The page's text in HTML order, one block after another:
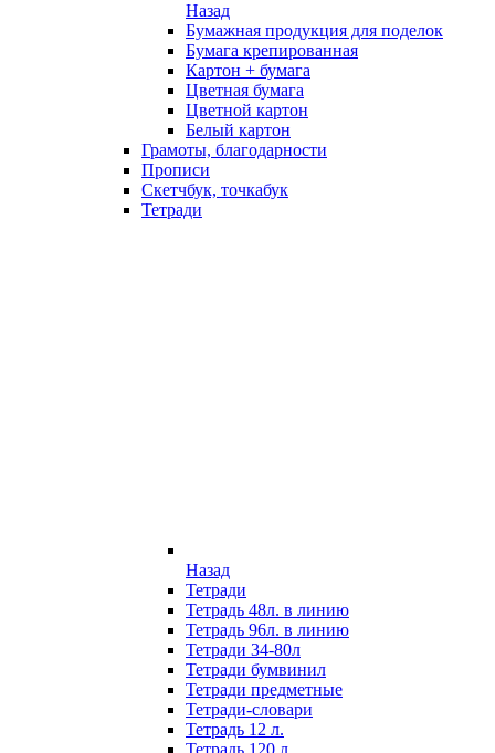
Назад
Бумажная продукция для поделок
Бумага крепированная
Картон + бумага
Цветная бумага
Цветной картон
Белый картон
Грамоты, благодарности
Прописи
Скетчбук, точкабук
Тетради
Назад
Тетради
Тетрадь 48л. в линию
Тетрадь 96л. в линию
Тетради 34-80л
Тетради бумвинил
Тетради предметные
Тетради-словари
Тетрадь 12 л.
Тетрадь 120 л.